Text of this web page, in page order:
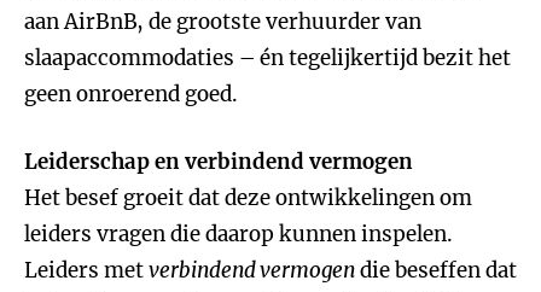
aan AirBnB, de grootste verhuurder van
slaapaccommodaties – én tegelijkertijd bezit het
geen onroerend goed.
Leiderschap en verbindend vermogen
Het besef groeit dat deze ontwikkelingen om
leiders vragen die daarop kunnen inspelen.
Leiders metverbindend vermogendie beseffen dat